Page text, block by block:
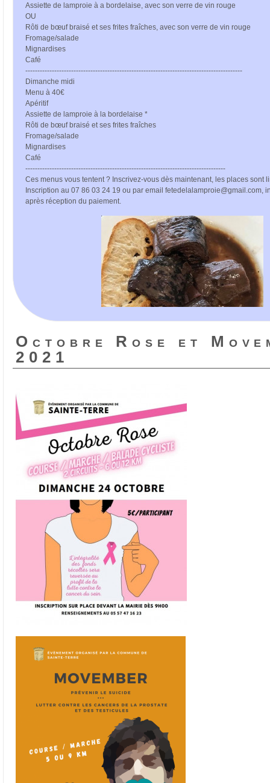
Assiette de lamproie à a bordelaise, avec son verre de vin rouge
OU
Rôti de bœuf braisé et ses frites fraîches, avec son verre de vin rouge
Fromage/salade
Mignardises
Café
------------------------------------------------------------------------------------------
Dimanche midi
Menu à 40€
Apéritif
Assiette de lamproie à la bordelaise *
Rôti de bœuf braisé et ses frites fraîches
Fromage/salade
Mignardises
Café
-----------------------------------------------------------------------------------
Ces menus vous tentent ? Inscrivez-vous dès maintenant, les places sont
Inscription au 07 86 03 24 19 ou par email fetedelalamproie@gmail.com,
après réception du paiement.
Octobre Rose et
2021